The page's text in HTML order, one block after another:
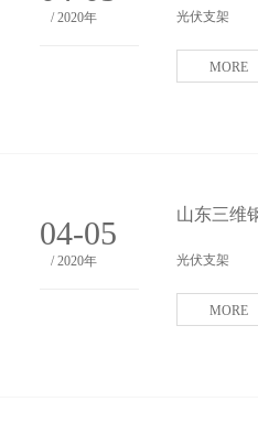
/ 2020年 光伏支架
MORE
04-05
/ 2020年
山东三维
光伏支架
MORE